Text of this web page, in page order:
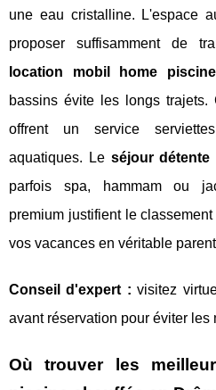
une eau cristalline. L'espace
proposer suffisamment de
location mobil home
bassins évite les longs trajets.
offrent un service
aquatiques. Le séjour détente
parfois spa, hammam ou
premium justifient le
vos vacances en véritable
Conseil d'expert : visitez
avant réservation pour éviter les
Où trouver les